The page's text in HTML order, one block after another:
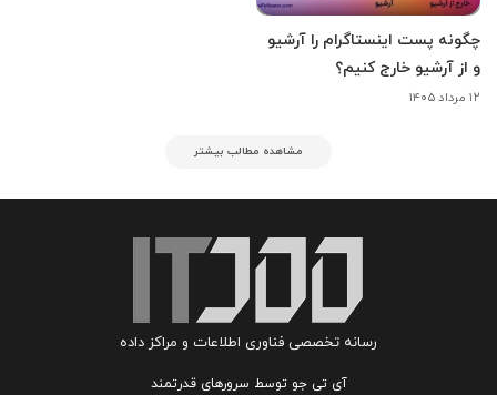
چگونه پست اینستاگرام را آرشیو
و از آرشیو خارج کنیم؟
۱۲ مرداد ۱۴۰۵
مشاهده مطالب بیشتر
رسانه تخصصی فناوری اطلاعات و مراکز داده
آی تی جو توسط سرورهای قدرتمند